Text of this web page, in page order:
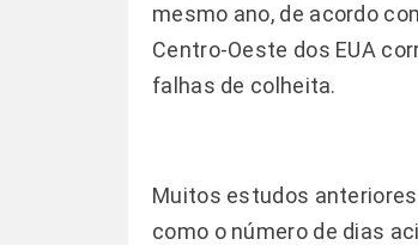
mesmo ano, de acordo
Centro-Oeste dos EUA
falhas de colheita.
Muitos estudos
como o número de dias